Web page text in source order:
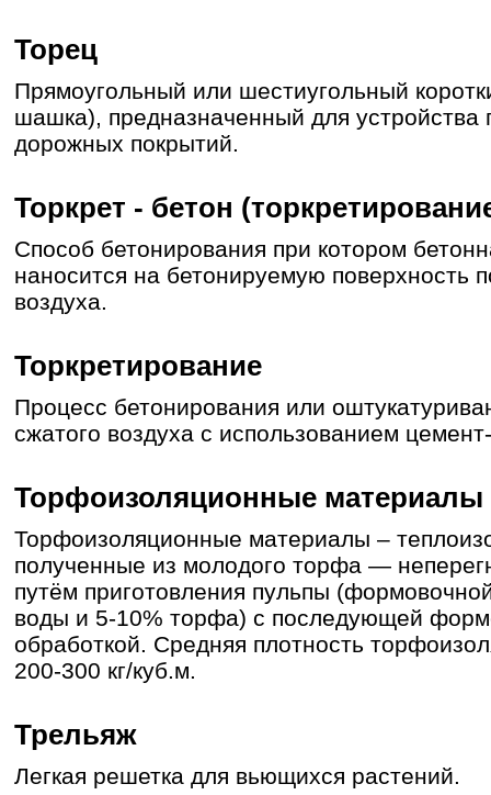
Торец
Прямоугольный или шестиугольный
шашка), предназначенный для
дорожных покрытий.
Торкрет - бетон
Способ бетонирования при котором
наносится на бетонируемую поверхность
воздуха.
Торкретирование
Процесс бетонирования или
сжатого воздуха с использованием
Торфоизоляционные материалы
Торфоизоляционные материалы –
полученные из молодого торфа —
путём приготовления пульпы
воды и 5-10% торфа) с последующей
обработкой. Средняя плотность
200-300 кг/куб.м.
Трельяж
Легкая решетка для вьющихся растений.